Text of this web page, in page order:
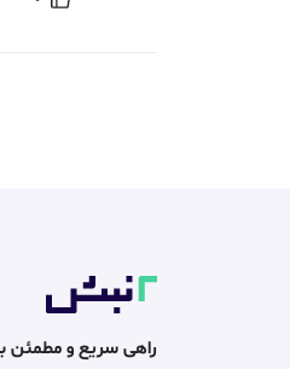
راهی سریع و مطمئن